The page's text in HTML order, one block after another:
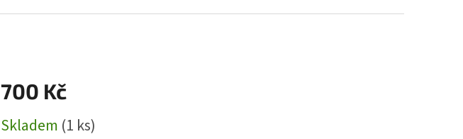
700 Kč
cena:
Skladem (1 ks)